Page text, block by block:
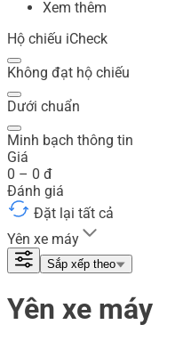
Xem thêm
Hộ chiếu iCheck
Không đạt hộ chiếu
Dưới chuẩn
Minh bạch thông tin
Giá
0 – 0 đ
Đánh giá
Đặt lại tất cả
Yên xe máy
Sắp xếp theo
Yên xe máy